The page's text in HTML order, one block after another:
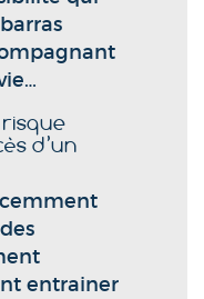
d’un
entrainer